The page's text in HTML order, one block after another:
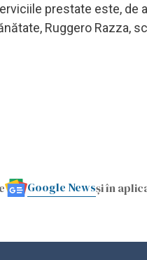
prestate este, de
Ruggero Razza,
Google Newsși în